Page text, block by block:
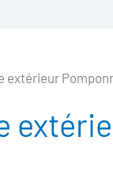
extérieur